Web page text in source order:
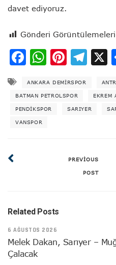
davet ediyoruz.
Gönderi
Facebook
ANKARA DEMIRSPOR
BATMAN PETROLSPOR EKREM
PENDIKSPOR SARIYER
VANSPOR
PREVIOUS
POST
Related Posts
6 AĞUSTOS 2026
Melek Dakan, Sarıyer –
Çalacak